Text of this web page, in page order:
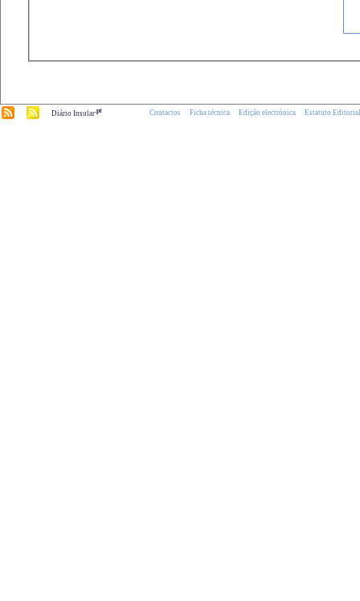
Diário Insular.pt Contactos Ficha técnica Edição electrónica Estatuto Editorial